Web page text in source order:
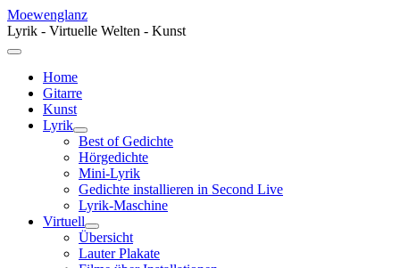
Moewenglanz
Lyrik - Virtuelle Welten - Kunst
Home
Gitarre
Kunst
Lyrik
Best of Gedichte
Hörgedichte
Mini-Lyrik
Gedichte installieren in Second Live
Lyrik-Maschine
Virtuell
Übersicht
Lauter Plakate